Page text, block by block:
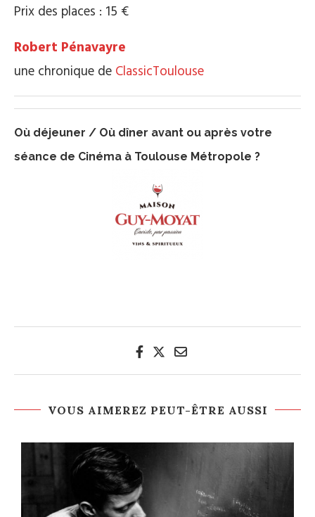
Prix des places : 15 €
Robert Pénavayre
une chronique de ClassicToulouse
Où déjeuner / Où dîner avant ou après votre
séance de Cinéma à Toulouse Métropole ?
VOUS AIMEREZ PEUT-ÊTRE AUSSI